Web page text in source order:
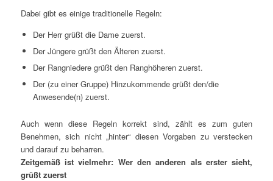
Dabei gibt es einige traditionelle Regeln:
Der Herr grüßt die Dame zuerst.
Der Jüngere grüßt den Älteren zuerst.
Der Rangniedere grüßt den Ranghöheren zuerst.
Der (zu einer Gruppe) Hinzukommende grüßt den/die
Anwesende(n) zuerst.
Auch wenn diese Regeln korrekt sind, zählt es zum guten
Benehmen, sich nicht „hinter“ diesen Vorgaben zu verstecken
und darauf zu beharren.
Zeitgemäß ist vielmehr: Wer den anderen als erster sieht,
grüßt zuerst